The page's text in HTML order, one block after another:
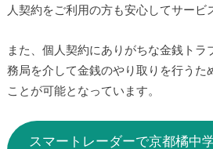
人契約をご利用の方も安心してサービ
また、個人契約にありがちな金銭トラ
務局を介して金銭のやり取りを行うた
ことが可能となっています。
スマートレーダーで京都橘中